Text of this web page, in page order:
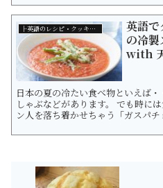
dip 引用元 ワカモレは火を使わずにとっても簡単に作れるので おつ
まには最高です！ Ingredie...
├英語のレシピ・クッキング
英語で
の冷製
with
日本の夏の冷たい食べ物といえば・・・ 冷やし中華、ソー
しゃぶなどがあります。 でも時には気分を変えて♪ 情熱の国スペイ
ン人を落ち着かせちゃう「ガスパチョ」
（インゲンの一種） コリアンダーシード 「インゲンの天ぷらのせガ